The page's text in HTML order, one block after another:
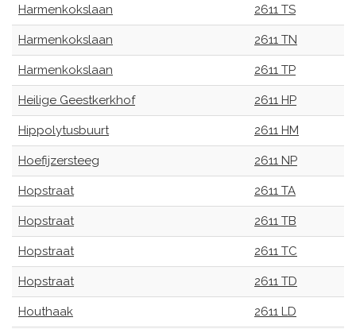
Harmenkokslaan 2611 TS
Harmenkokslaan 2611 TN
Harmenkokslaan 2611 TP
Heilige Geestkerkhof 2611 HP
Hippolytusbuurt 2611 HM
Hoefijzersteeg 2611 NP
Hopstraat 2611 TA
Hopstraat 2611 TB
Hopstraat 2611 TC
Hopstraat 2611 TD
Houthaak 2611 LD